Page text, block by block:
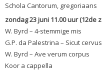
Schola Cantorum, gregoriaans
zondag 23 juni 11.00 uur (12de
W. Byrd – 4-stemmige mis
G.P. da Palestrina – Sicut cervus
W. Byrd – Ave verum corpus
Koor a cappella